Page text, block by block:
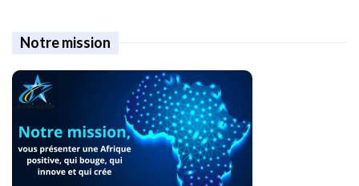
Notre mission